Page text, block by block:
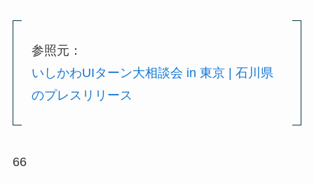
参照元：
いしかわUIターン大相談会 in 東京 | 石川県
のプレスリリース
66